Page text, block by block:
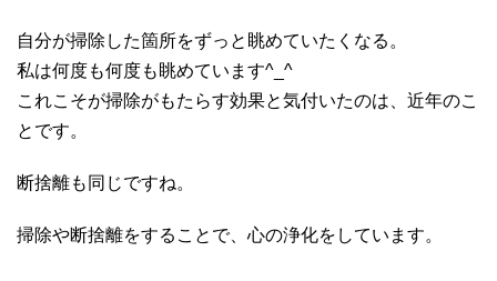
自分が掃除した箇所をずっと眺めていたくなる。
私は何度も何度も眺めています^_^
これこそが掃除がもたらす効果と気付いたのは、近年のこ
とです。
断捨離も同じですね。
掃除や断捨離をすることで、心の浄化をしています。